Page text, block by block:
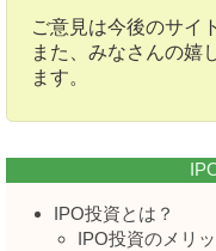
ご意見は今後のサイ
また、みなさんの嬉
ます。
IPO投資とは？
IPO投資のメリ